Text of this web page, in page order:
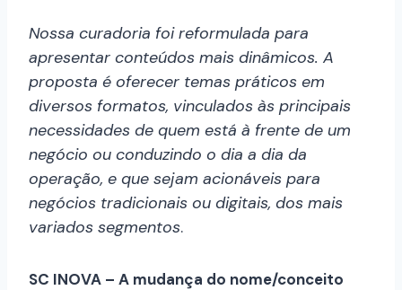
Nossa curadoria foi reformulada para
apresentar conteúdos mais dinâmicos. A
proposta é oferecer temas práticos em
diversos formatos, vinculados às principais
necessidades de quem está à frente de um
negócio ou conduzindo o dia a dia da
operação, e que sejam acionáveis para
negócios tradicionais ou digitais, dos mais
variados segmentos.
SC INOVA – A mudança do nome/conceito